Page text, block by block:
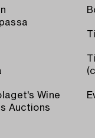
Wine
Auctions